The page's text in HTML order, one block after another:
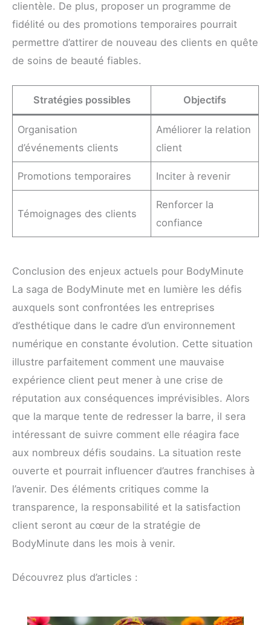
clientèle. De plus, proposer un programme de
fidélité ou des promotions temporaires pourrait
permettre d’attirer de nouveau des clients en quête
de soins de beauté fiables.
Stratégies possibles Objectifs
Organisation
d’événements clients
Améliorer la relation
client
Promotions temporaires Inciter à revenir
Témoignages des clients
Renforcer la
confiance
Conclusion des enjeux actuels pour BodyMinute
La saga de BodyMinute met en lumière les défis
auxquels sont confrontées les entreprises
d’esthétique dans le cadre d’un environnement
numérique en constante évolution. Cette situation
illustre parfaitement comment une mauvaise
expérience client peut mener à une crise de
réputation aux conséquences imprévisibles. Alors
que la marque tente de redresser la barre, il sera
intéressant de suivre comment elle réagira face
aux nombreux défis soudains. La situation reste
ouverte et pourrait influencer d’autres franchises à
l’avenir. Des éléments critiques comme la
transparence, la responsabilité et la satisfaction
client seront au cœur de la stratégie de
BodyMinute dans les mois à venir.
Découvrez plus d’articles :